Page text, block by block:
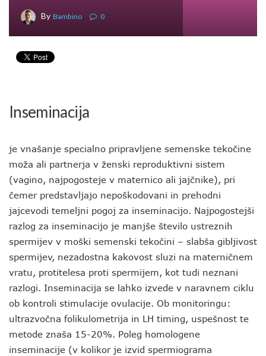
By Bambino 0
Inseminacija
je vnašanje specialno pripravljene semenske tekočine
moža ali partnerja v ženski reproduktivni sistem
(vagino, najpogosteje v maternico ali jajčnike), pri
čemer predstavljajo nepoškodovani in prehodni
jajcevodi temeljni pogoj za inseminacijo. Najpogostejši
razlog za inseminacijo je manjše število ustreznih
spermijev v moški semenski tekočini – slabša gibljivost
spermijev, nezadostna kakovost sluzi na materničnem
vratu, protitelesa proti spermijem, kot tudi neznani
razlogi. Inseminacija se lahko izvede v naravnem ciklu
ob kontroli stimulacije ovulacije. Ob monitoringu:
ultrazvočna folikulometrija in LH timing, uspešnost te
metode znaša 15-20%. Poleg homologene
inseminacije (v kolikor je izvid spermiograma